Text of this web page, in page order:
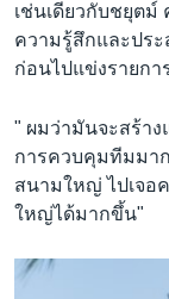
เช่นเดียวกับชยุต
ความรู้สึกและปร
ก่อนไปแข่งรายก
" ผมว่ามันจะสร้าง
การควบคุมทีมมาก
สนามใหญ่ ไปเจอ
ใหญ่ได้มากขึ้น"